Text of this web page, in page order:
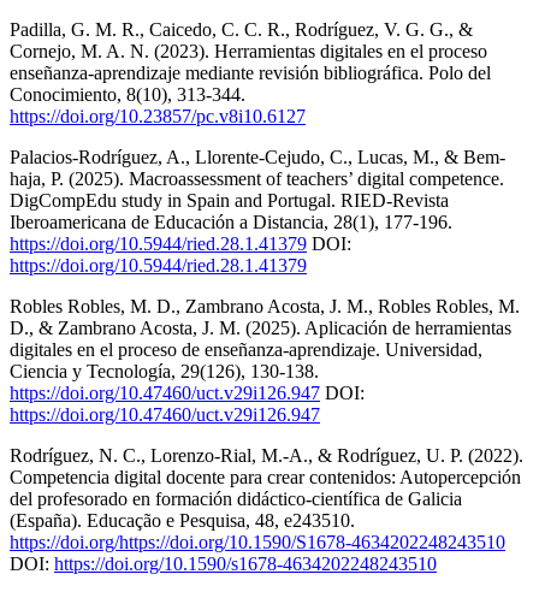
Padilla, G. M. R., Caicedo, C. C. R., Rodríguez, V. G. G., &
Cornejo, M. A. N. (2023). Herramientas digitales en el proceso
enseñanza-aprendizaje mediante revisión bibliográfica. Polo del
Conocimiento, 8(10), 313-344.
https://doi.org/10.23857/pc.v8i10.6127
Palacios-Rodríguez, A., Llorente-Cejudo, C., Lucas, M., & Bem-
haja, P. (2025). Macroassessment of teachers’ digital competence.
DigCompEdu study in Spain and Portugal. RIED-Revista
Iberoamericana de Educación a Distancia, 28(1), 177-196.
https://doi.org/10.5944/ried.28.1.41379 DOI:
https://doi.org/10.5944/ried.28.1.41379
Robles Robles, M. D., Zambrano Acosta, J. M., Robles Robles, M.
D., & Zambrano Acosta, J. M. (2025). Aplicación de herramientas
digitales en el proceso de enseñanza-aprendizaje. Universidad,
Ciencia y Tecnología, 29(126), 130-138.
https://doi.org/10.47460/uct.v29i126.947 DOI:
https://doi.org/10.47460/uct.v29i126.947
Rodríguez, N. C., Lorenzo-Rial, M.-A., & Rodríguez, U. P. (2022).
Competencia digital docente para crear contenidos: Autopercepción
del profesorado en formación didáctico-científica de Galicia
(España). Educação e Pesquisa, 48, e243510.
https://doi.org/https://doi.org/10.1590/S1678-4634202248243510
DOI: https://doi.org/10.1590/s1678-4634202248243510